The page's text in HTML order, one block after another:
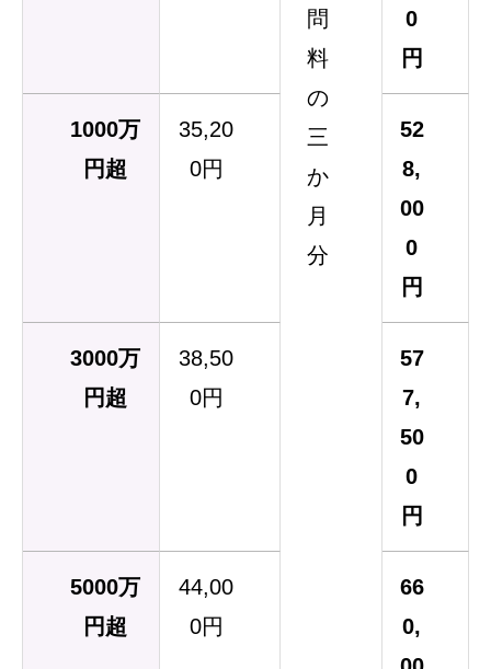
問
料
の
三
か
月
分
0
円
1000万
円超
35,20
0円
52
8,
00
0
円
3000万
円超
38,50
0円
57
7,
50
0
円
5000万
円超
44,00
0円
66
0,